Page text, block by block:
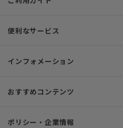
便利なサービス
インフォメーション
おすすめコンテンツ
ポリシー・企業情報